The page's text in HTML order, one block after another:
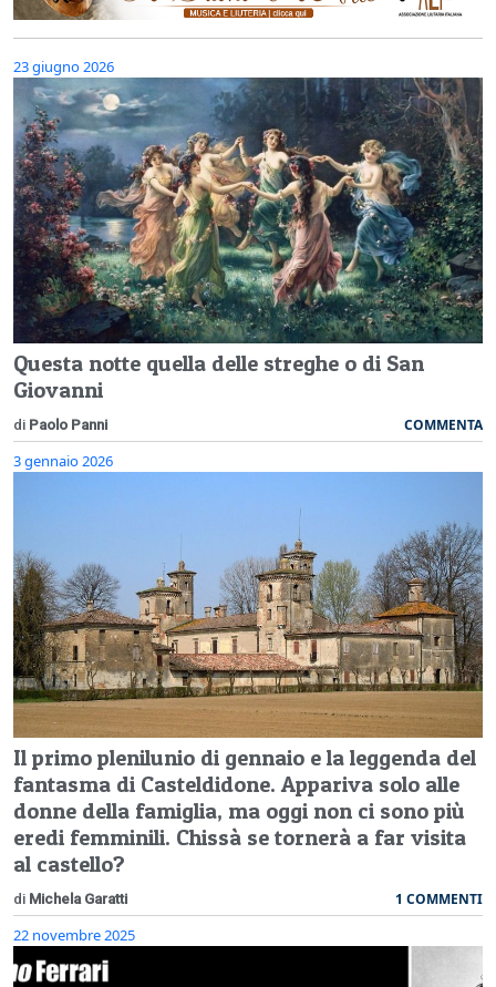
23 giugno 2026
Questa notte quella delle streghe o di San
Giovanni
di Paolo Panni COMMENTA
3 gennaio 2026
Il primo plenilunio di gennaio e la leggenda del
fantasma di Casteldidone. Appariva solo alle
donne della famiglia, ma oggi non ci sono più
eredi femminili. Chissà se tornerà a far visita
al castello?
di Michela Garatti 1 COMMENTI
22 novembre 2025